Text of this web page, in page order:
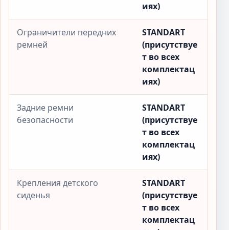
иях)
Ограничители передних
ремней
STANDART
(присутствуе
т во всех
комплектац
иях)
Задние ремни
безопасности
STANDART
(присутствуе
т во всех
комплектац
иях)
Крепления детского
сиденья
STANDART
(присутствуе
т во всех
комплектац